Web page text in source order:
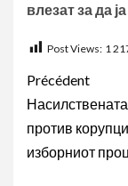
влезат за да
Post Views: 1
d’article
Précédent
против
изборниот